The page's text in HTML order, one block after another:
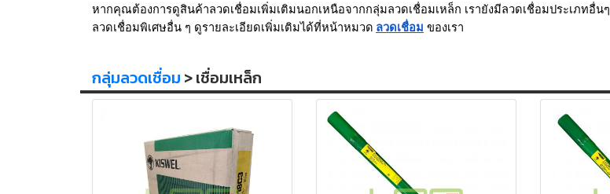
หากคุณต้องการดูสินค้าลวดเชื่อมเพิ่มเติมนอกเหนือจากกลุ่มลวดเชื่อมเหล็ก เรายังมีลวดเชื่อมประเภทอื่
ลวดเชื่อมพิเศษอื่น ๆ ดูรายละเอียดเพิ่มเติมได้ที่หน้าหมวด ลวดเชื่อม ของเรา
กลุ่มลวดเชื่อม > เชื่อมเหล็ก